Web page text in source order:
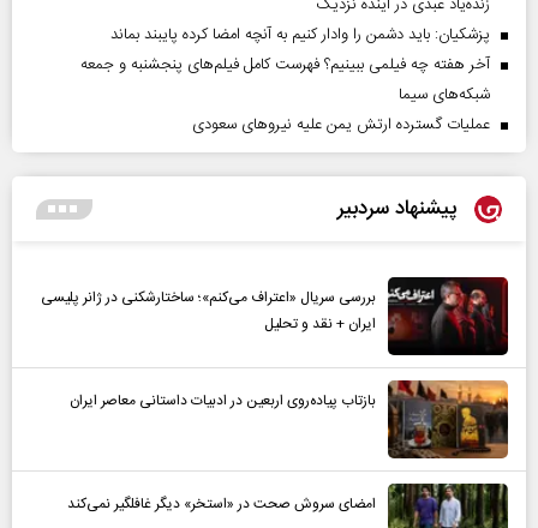
زنده‌یاد عبدی در آینده نزدیک
پزشکیان: باید دشمن را وادار کنیم به آنچه امضا کرده پایبند بماند
آخر هفته چه فیلمی ببینیم؟ فهرست کامل فیلم‌های پنجشنبه و جمعه
شبکه‌های سیما
عملیات گسترده ارتش یمن علیه نیروهای سعودی
پیشنهاد سردبیر
بررسی سریال «اعتراف می‌کنم»؛ ساختارشکنی در ژانر پلیسی
ایران + نقد و تحلیل
بازتاب پیاده‌روی اربعین در ادبیات داستانی معاصر ایران
امضای سروش صحت در «استخر» دیگر غافلگیر نمی‌کند